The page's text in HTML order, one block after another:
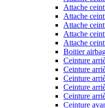
Attache
Attache
Attache
Attache
Attache
Boitier
Ceinture
Ceinture
Ceinture
Ceinture
Ceinture
Ceinture